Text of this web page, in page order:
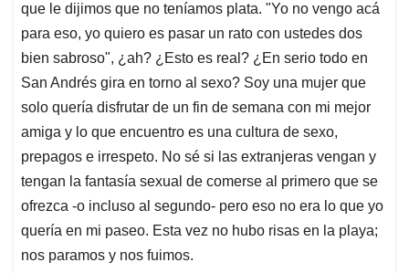
que le dijimos que no teníamos plata. "Yo no vengo acá
para eso, yo quiero es pasar un rato con ustedes dos
bien sabroso", ¿ah? ¿Esto es real? ¿En serio todo en
San Andrés gira en torno al sexo? Soy una mujer que
solo quería disfrutar de un fin de semana con mi mejor
amiga y lo que encuentro es una cultura de sexo,
prepagos e irrespeto. No sé si las extranjeras vengan y
tengan la fantasía sexual de comerse al primero que se
ofrezca -o incluso al segundo- pero eso no era lo que yo
quería en mi paseo. Esta vez no hubo risas en la playa;
nos paramos y nos fuimos.